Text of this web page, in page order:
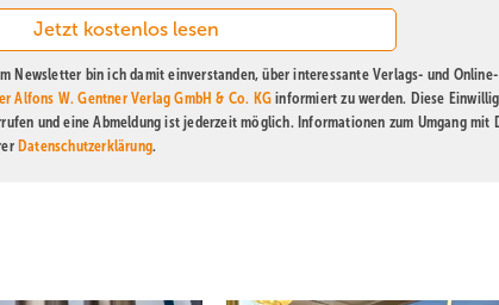
der Energiewendepolitik aufprägen wird, und die Hoffnung
Newsletter bin ich damit einverstanden, über interessante Verlags- und Online-
Alfons W. Gentner Verlag GmbH & Co. KG informiert zu werden. Diese
und eine Abmeldung ist jederzeit möglich. Informationen zum Umgang mit
Datenschutzerklärung.